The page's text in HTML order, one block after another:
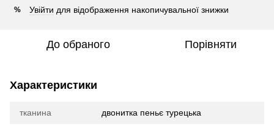
% Увійти для відображення накопичувальної знижки
До обраного Порівняти
Характеристики
тканина двонитка пеньє турецька